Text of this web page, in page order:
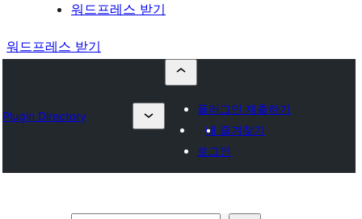
워드프레스 받기
워드프레스 받기
Plugin Directory
플러그인 제출하기
내 즐겨찾기
로그인